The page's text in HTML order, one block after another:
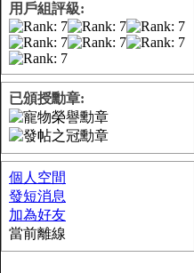
用戶組評級:
已頒授勳章:
個人空間
發短消息
加為好友
當前離線